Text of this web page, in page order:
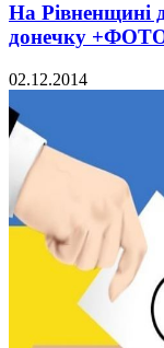
На Рівненщині
донечку
02.12.2014